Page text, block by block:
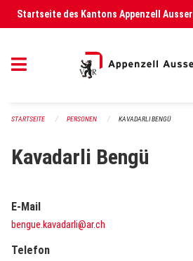
Navigation überspringen
Startseite des Kantons Appenzell
STARTSEITE PERSONEN KAVADARLI BENGÜ
Kavadarli Bengü
E-Mail
bengue.kavadarli@ar.ch
Telefon